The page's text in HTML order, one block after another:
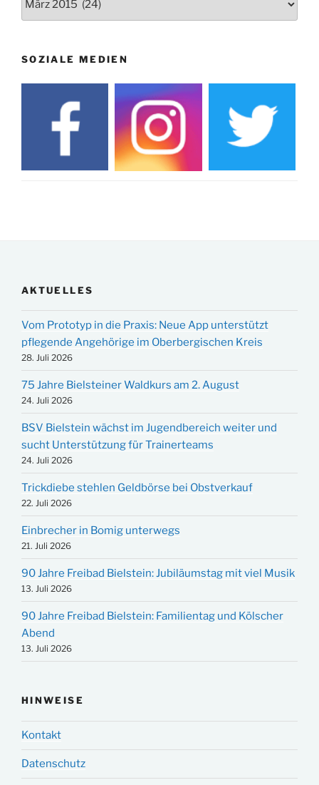
SOZIALE MEDIEN
AKTUELLES
Vom Prototyp in die Praxis: Neue App unterstützt
pflegende Angehörige im Oberbergischen Kreis
28. Juli 2026
75 Jahre Bielsteiner Waldkurs am 2. August
24. Juli 2026
BSV Bielstein wächst im Jugendbereich weiter und
sucht Unterstützung für Trainerteams
24. Juli 2026
Trickdiebe stehlen Geldbörse bei Obstverkauf
22. Juli 2026
Einbrecher in Bomig unterwegs
21. Juli 2026
90 Jahre Freibad Bielstein: Jubiläumstag mit viel Musik
13. Juli 2026
90 Jahre Freibad Bielstein: Familientag und Kölscher
Abend
13. Juli 2026
HINWEISE
Kontakt
Datenschutz